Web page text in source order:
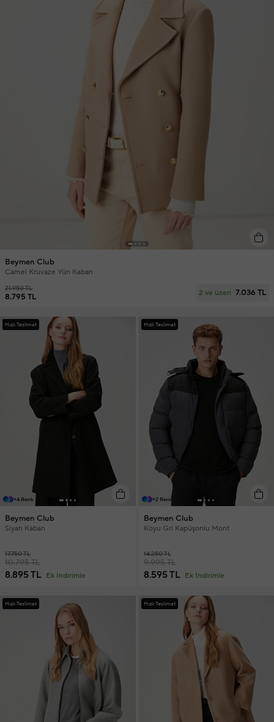
Beymen Club
Camel Kruvaze Yün Kaban
21.950 TL
8.795 TL 2 ve üzeri 7.036 TL
Hızlı Teslimat
+4 Renk
Beymen Club
Siyah Kaban
17.750 TL
10.795 TL
8.895 TL Ek İndirimle
Hızlı Teslimat
+2 Renk
Beymen Club
Koyu Gri Kapüşonlu Mont
14.250 TL
9.995 TL
8.595 TL Ek İndirimle
Hızlı Teslimat Hızlı Teslimat